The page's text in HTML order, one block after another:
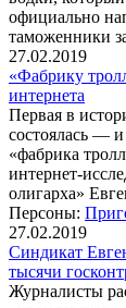
официально
таможенники
27.02.2019
«Фабрику
интернета
Первая в
состоялась — и
«фабрика
интернет-
олигарха»
Персоны:
27.02.2019
Синдикат
тысячи
Журналисты